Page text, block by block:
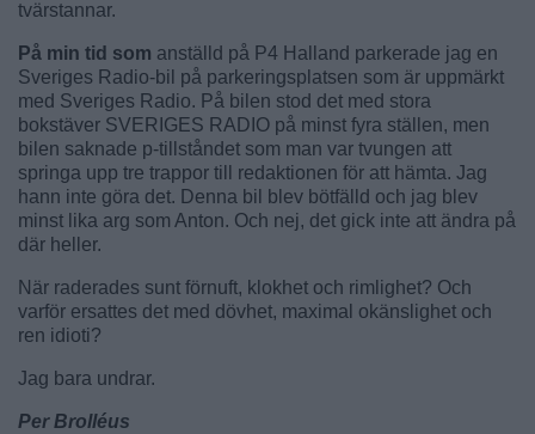
tvärstannar.
På min tid som anställd på P4 Halland parkerade jag en
Sveriges Radio-bil på parkeringsplatsen som är uppmärkt
med Sveriges Radio. På bilen stod det med stora
bokstäver SVERIGES RADIO på minst fyra ställen, men
bilen saknade p-tillståndet som man var tvungen att
springa upp tre trappor till redaktionen för att hämta. Jag
hann inte göra det. Denna bil blev bötfälld och jag blev
minst lika arg som Anton. Och nej, det gick inte att ändra på
där heller.
När raderades sunt förnuft, klokhet och rimlighet? Och
varför ersattes det med dövhet, maximal okänslighet och
ren idioti?
Jag bara undrar.
Per Brolléus